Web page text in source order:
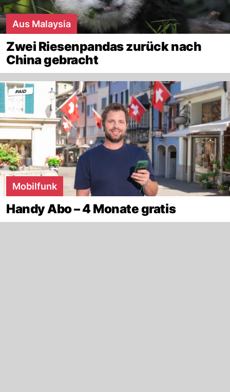
Aus Malaysia
Zwei Riesenpandas zurück nach
China gebracht
Mobilfunk
Handy Abo – 4 Monate gratis